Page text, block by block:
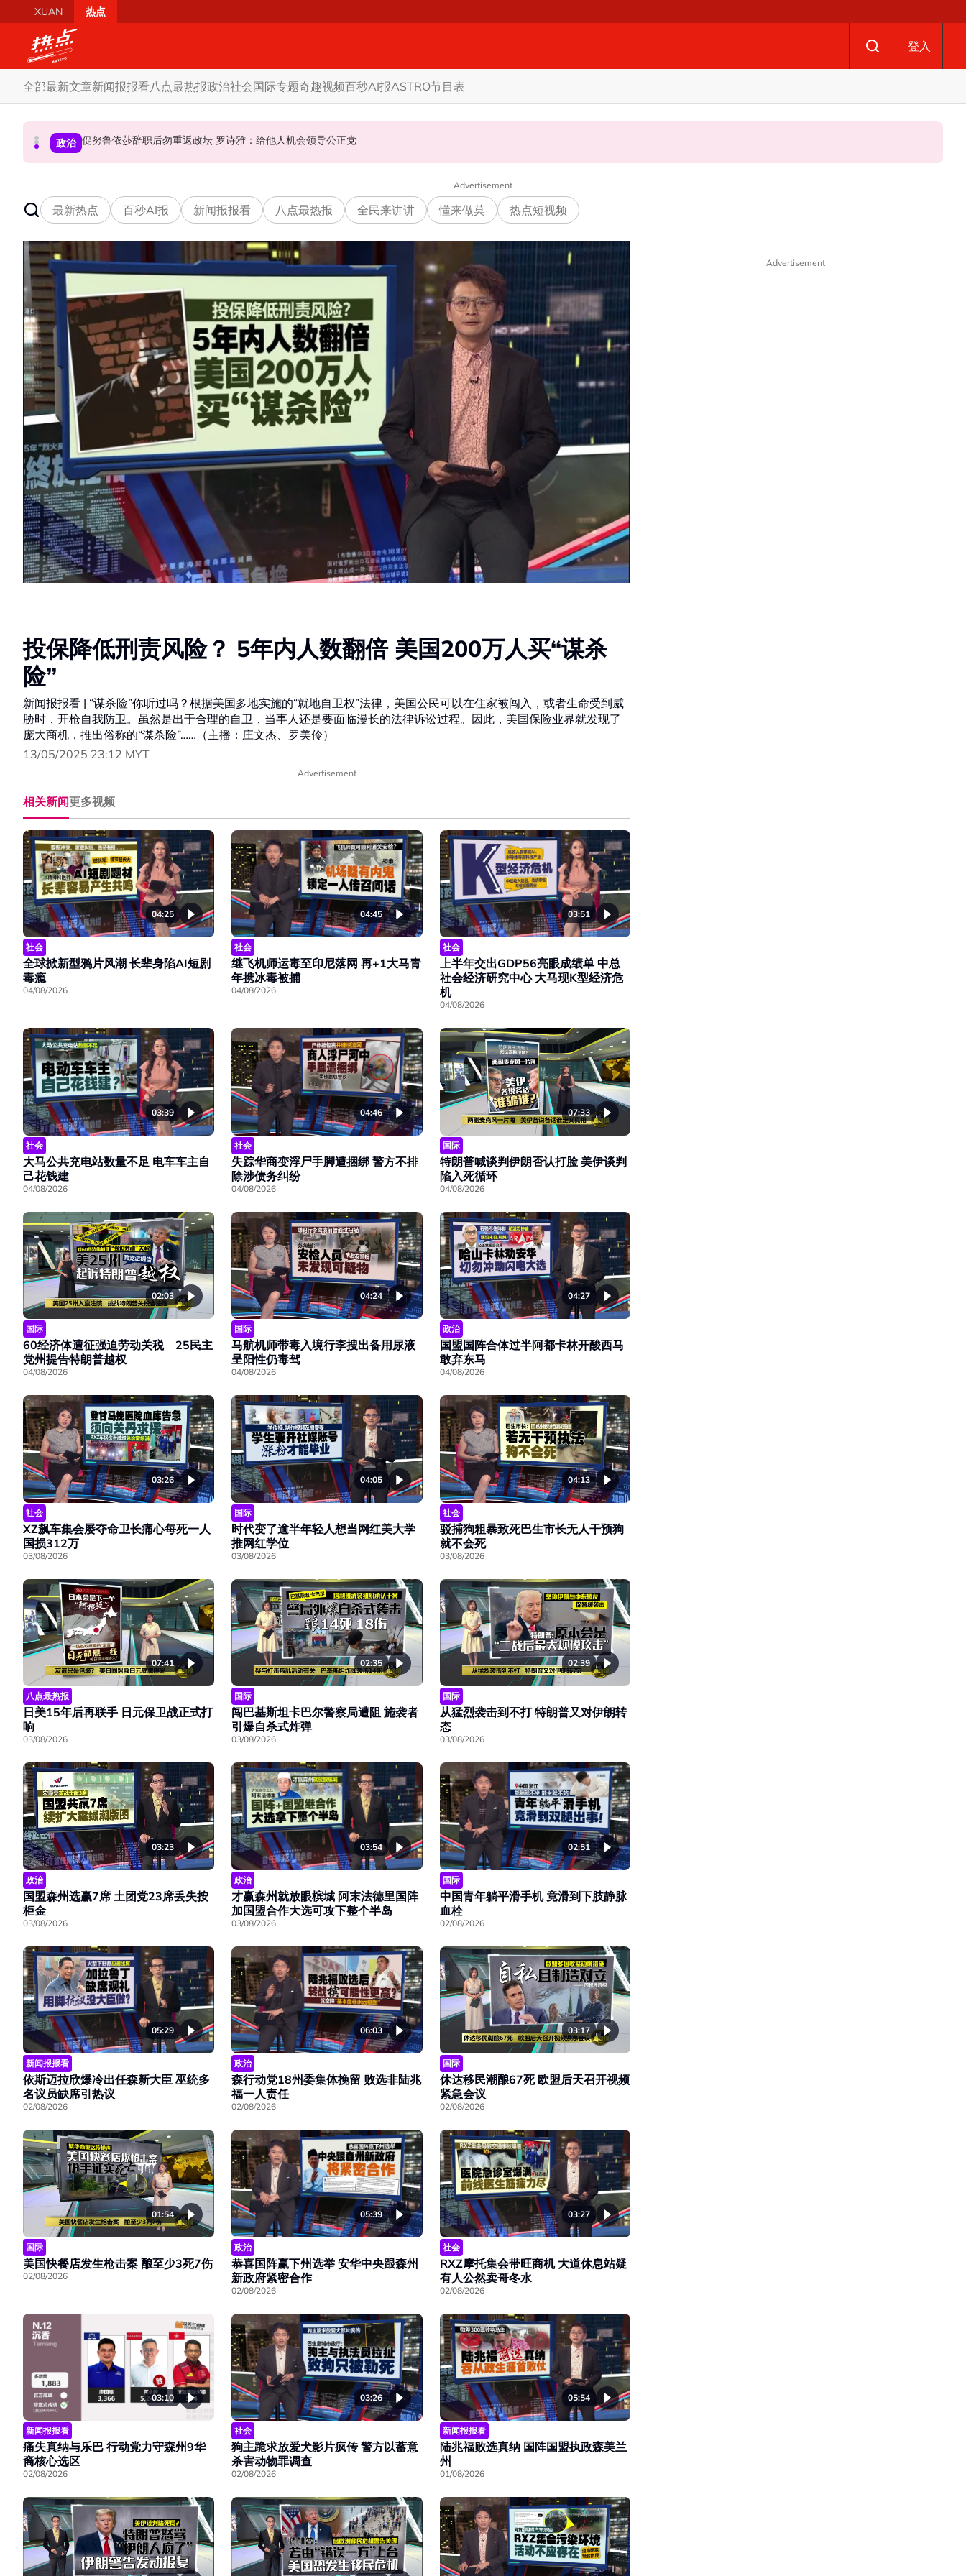
Skip to main content
XUAN 热点
登入
全部最新文章新闻报报看八点最热报政治社会国际专题奇趣视频百秒AI报ASTRO节目表
政治 炮轰哈迪不了解章程 阿兹敏：国盟无“自动退盟”规定
政治 促努鲁依莎辞职后勿重返政坛 罗诗雅：给他人机会领导公正党
国际 泰校园枪击案酿8师生亡 枪手疑遭长期遭霸凌成导火索
Advertisement
最新热点 百秒AI报 新闻报报看 八点最热报 全民来讲讲 懂来做莫 热点短视频
投保降低刑责风险？ 5年内人数翻倍 美国200万人买“谋杀
险”
新闻报报看 | “谋杀险”你听过吗？根据美国多地实施的“就地自卫权”法律，美国公民可以在住家被闯入，或者生命受到威
胁时，开枪自我防卫。虽然是出于合理的自卫，当事人还是要面临漫长的法律诉讼过程。因此，美国保险业界就发现了
庞大商机，推出俗称的“谋杀险”……（主播：庄文杰、罗美伶）
13/05/2025 23:12 MYT
Advertisement
相关新闻更多视频
04:25
社会
全球掀新型鸦片风潮 长辈身陷AI短剧
毒瘾
04/08/2026
04:45
社会
继飞机师运毒至印尼落网 再+1大马青
年携冰毒被捕
04/08/2026
03:51
社会
上半年交出GDP56亮眼成绩单 中总
社会经济研究中心 大马现K型经济危
机
04/08/2026
03:39
社会
大马公共充电站数量不足 电车车主自
己花钱建
04/08/2026
04:46
社会
失踪华商变浮尸手脚遭捆绑 警方不排
除涉债务纠纷
04/08/2026
07:33
国际
特朗普喊谈判伊朗否认打脸 美伊谈判
陷入死循环
04/08/2026
02:03
国际
60经济体遭征强迫劳动关税 25民主
党州提告特朗普越权
04/08/2026
04:24
国际
马航机师带毒入境行李搜出备用尿液
呈阳性仍毒驾
04/08/2026
04:27
政治
国盟国阵合体过半阿都卡林开酸西马
敢弃东马
04/08/2026
03:26
社会
XZ飙车集会屡夺命卫长痛心每死一人
国损312万
03/08/2026
04:05
国际
时代变了逾半年轻人想当网红美大学
推网红学位
03/08/2026
04:13
社会
驳捕狗粗暴致死巴生市长无人干预狗
就不会死
03/08/2026
07:41
八点最热报
日美15年后再联手 日元保卫战正式打
响
03/08/2026
02:35
国际
闯巴基斯坦卡巴尔警察局遭阻 施袭者
引爆自杀式炸弹
03/08/2026
02:39
国际
从猛烈袭击到不打 特朗普又对伊朗转
态
03/08/2026
03:23
政治
国盟森州选赢7席 土团党23席丢失按
柜金
03/08/2026
03:54
政治
才赢森州就放眼槟城 阿末法德里国阵
加国盟合作大选可攻下整个半岛
03/08/2026
02:51
国际
中国青年躺平滑手机 竟滑到下肢静脉
血栓
02/08/2026
05:29
新闻报报看
依斯迈拉欣爆冷出任森新大臣 巫统多
名议员缺席引热议
02/08/2026
06:03
政治
森行动党18州委集体挽留 败选非陆兆
福一人责任
02/08/2026
03:17
国际
休达移民潮酿67死 欧盟后天召开视频
紧急会议
02/08/2026
01:54
国际
美国快餐店发生枪击案 酿至少3死7伤
02/08/2026
05:39
政治
恭喜国阵赢下州选举 安华中央跟森州
新政府紧密合作
02/08/2026
03:27
社会
RXZ摩托集会带旺商机 大道休息站疑
有人公然卖哥冬水
02/08/2026
03:10
新闻报报看
痛失真纳与乐巴 行动党力守森州9华
裔核心选区
02/08/2026
03:26
社会
狗主跪求放爱犬影片疯传 警方以蓄意
杀害动物罪调查
02/08/2026
05:54
新闻报报看
陆兆福败选真纳 国阵国盟执政森美兰
州
01/08/2026
Advertisement